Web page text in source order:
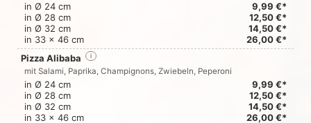
in Ø 24 cm
9,99 €*
in Ø 28 cm
12,50 €*
in Ø 32 cm
14,50 €*
in 33 x 46 cm
26,00 €*
Pizza Alibaba
i
mit Salami, Paprika, Champignons, Zwiebeln, Peperoni
in Ø 24 cm
9,99 €*
in Ø 28 cm
12,50 €*
in Ø 32 cm
14,50 €*
in 33 x 46 cm
26,00 €*